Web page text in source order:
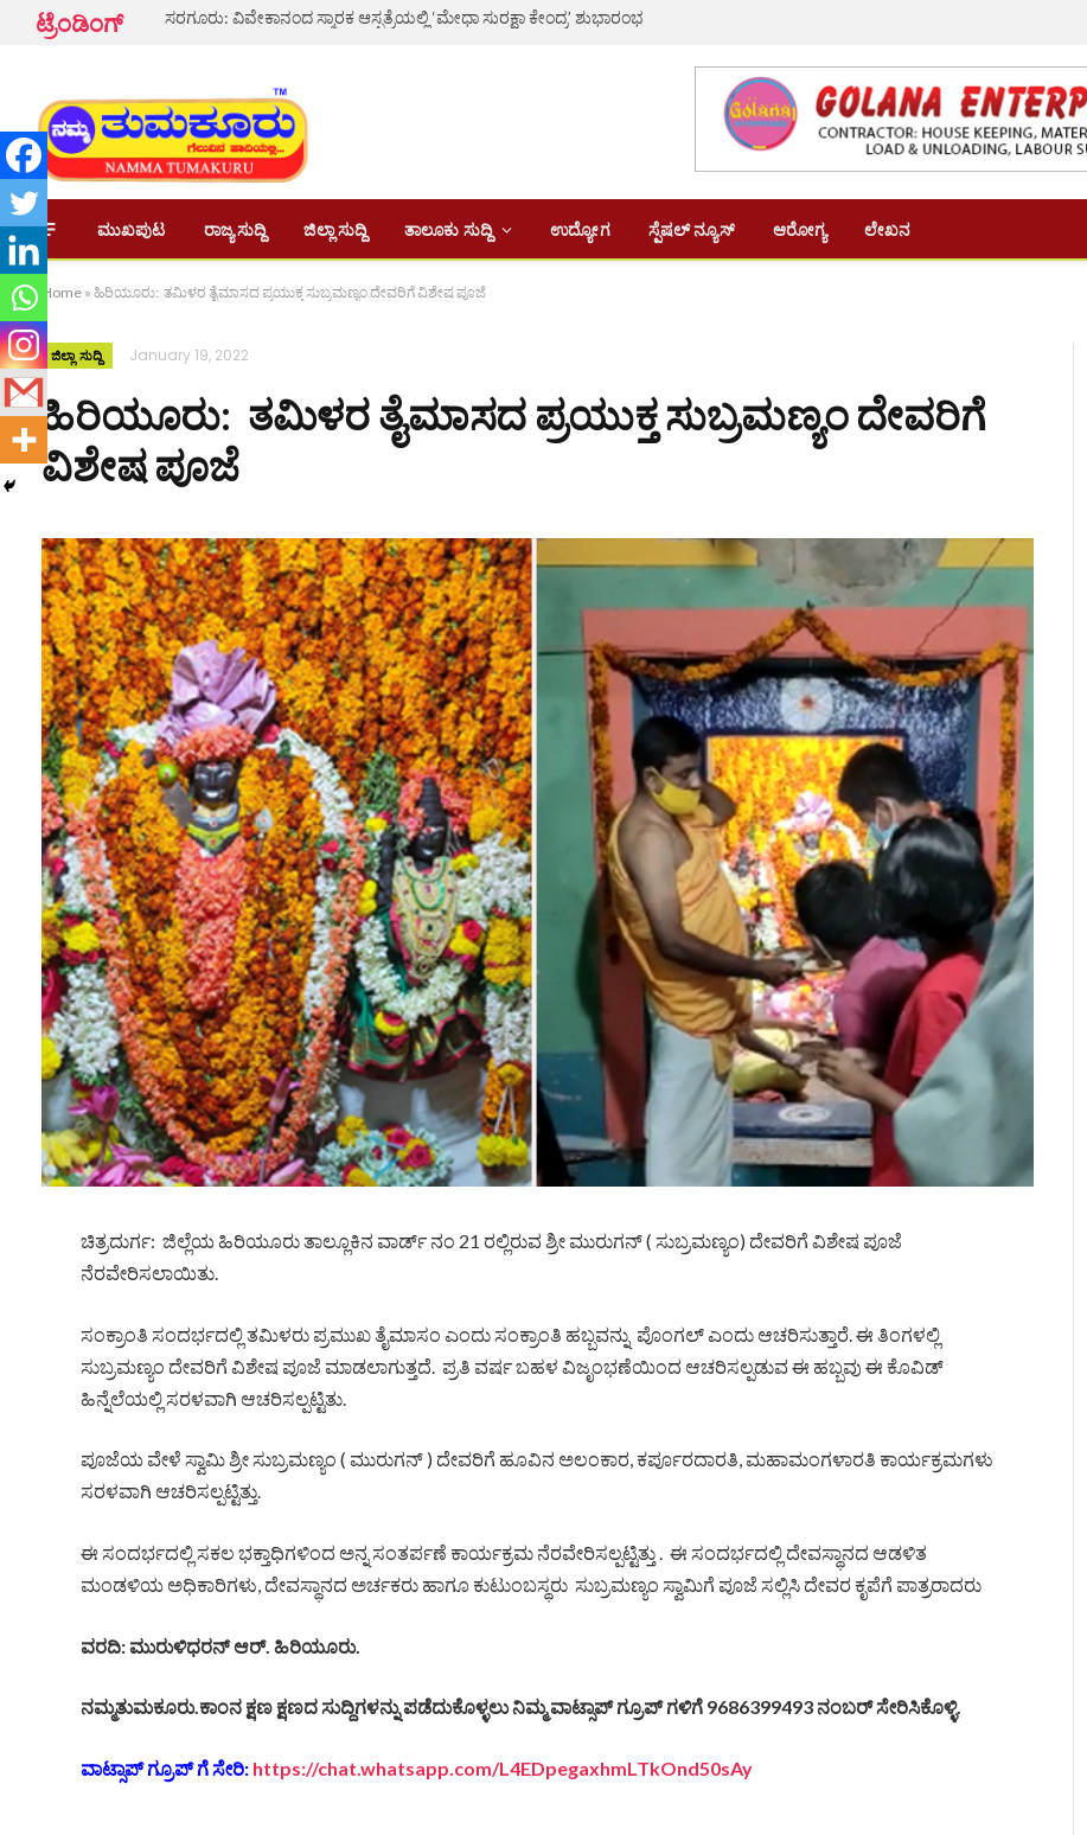
ಟ್ರೆಂಡಿಂಗ್ ಸರಗೂರು: ವಿವೇಕಾನಂದ ಸ್ಮಾರಕ ಆಸ್ಪತ್ರೆಯಲ್ಲಿ ‘ಮೇಧಾ ಸುರಕ್ಷಾ ಕೇಂದ್ರ’ ಶುಭಾರಂಭ
ಮುಖಪುಟ ರಾಜ್ಯ ಸುದ್ದಿ ಜಿಲ್ಲಾ ಸುದ್ದಿ ತಾಲೂಕು ಸುದ್ದಿ ಉದ್ಯೋಗ ಸ್ಪೆಷಲ್ ನ್ಯೂಸ್ ಆರೋಗ್ಯ ಲೇಖನ
Home » ಹಿರಿಯೂರು: ತಮಿಳರ ತೈಮಾಸದ ಪ್ರಯುಕ್ತ ಸುಬ್ರಮಣ್ಯಂ ದೇವರಿಗೆ ವಿಶೇಷ ಪೂಜೆ
ಜಿಲ್ಲಾ ಸುದ್ದಿ January 19, 2022
ಹಿರಿಯೂರು: ತಮಿಳರ ತೈಮಾಸದ ಪ್ರಯುಕ್ತ ಸುಬ್ರಮಣ್ಯಂ ದೇವರಿಗೆ
ವಿಶೇಷ ಪೂಜೆ
ಚಿತ್ರದುರ್ಗ: ಜಿಲ್ಲೆಯ ಹಿರಿಯೂರು ತಾಲ್ಲೂಕಿನ ವಾರ್ಡ್ ನಂ 21 ರಲ್ಲಿರುವ ಶ್ರೀ ಮುರುಗನ್ ( ಸುಬ್ರಮಣ್ಯಂ) ದೇವರಿಗೆ ವಿಶೇಷ ಪೂಜೆ
ನೆರವೇರಿಸಲಾಯಿತು.
ಸಂಕ್ರಾಂತಿ ಸಂದರ್ಭದಲ್ಲಿ ತಮಿಳರು ಪ್ರಮುಖ ತೈಮಾಸಂ ಎಂದು ಸಂಕ್ರಾಂತಿ ಹಬ್ಬವನ್ನು ಪೊಂಗಲ್ ಎಂದು ಆಚರಿಸುತ್ತಾರೆ. ಈ ತಿಂಗಳಲ್ಲಿ
ಸುಬ್ರಮಣ್ಯಂ ದೇವರಿಗೆ ವಿಶೇಷ ಪೂಜೆ ಮಾಡಲಾಗುತ್ತದೆ. ಪ್ರತಿ ವರ್ಷ ಬಹಳ ವಿಜೃಂಭಣೆಯಿಂದ ಆಚರಿಸಲ್ಪಡುವ ಈ ಹಬ್ಬವು ಈ ಕೊವಿಡ್
ಹಿನ್ನೆಲೆಯಲ್ಲಿ ಸರಳವಾಗಿ ಆಚರಿಸಲ್ಪಟ್ಟಿತು.
ಪೂಜೆಯ ವೇಳೆ ಸ್ವಾಮಿ ಶ್ರೀ ಸುಬ್ರಮಣ್ಯಂ ( ಮುರುಗನ್ ) ದೇವರಿಗೆ ಹೂವಿನ ಅಲಂಕಾರ, ಕರ್ಪೂರದಾರತಿ, ಮಹಾಮಂಗಳಾರತಿ ಕಾರ್ಯಕ್ರಮಗಳು
ಸರಳವಾಗಿ ಆಚರಿಸಲ್ಪಟ್ಟಿತ್ತು.
ಈ ಸಂದರ್ಭದಲ್ಲಿ ಸಕಲ ಭಕ್ತಾಧಿಗಳಿಂದ ಅನ್ನ ಸಂತರ್ಪಣೆ ಕಾರ್ಯಕ್ರಮ ನೆರವೇರಿಸಲ್ಪಟ್ಟಿತ್ತು . ಈ ಸಂದರ್ಭದಲ್ಲಿ ದೇವಸ್ಥಾನದ ಆಡಳಿತ
ಮಂಡಳಿಯ ಅಧಿಕಾರಿಗಳು, ದೇವಸ್ಥಾನದ ಅರ್ಚಕರು ಹಾಗೂ ಕುಟುಂಬಸ್ಥರು ಸುಬ್ರಮಣ್ಯಂ ಸ್ವಾಮಿಗೆ ಪೂಜೆ ಸಲ್ಲಿಸಿ ದೇವರ ಕೃಪೆಗೆ ಪಾತ್ರರಾದರು
ವರದಿ: ಮುರುಳಿಧರನ್ ಆರ್. ಹಿರಿಯೂರು.
ನಮ್ಮತುಮಕೂರು.ಕಾಂನ ಕ್ಷಣ ಕ್ಷಣದ ಸುದ್ದಿಗಳನ್ನು ಪಡೆದುಕೊಳ್ಳಲು ನಿಮ್ಮ ವಾಟ್ಸಾಪ್ ಗ್ರೂಪ್ ಗಳಿಗೆ 9686399493 ನಂಬರ್ ಸೇರಿಸಿಕೊಳ್ಳಿ.
ವಾಟ್ಸಾಪ್ ಗ್ರೂಪ್ ಗೆ ಸೇರಿ: https://chat.whatsapp.com/L4EDpegaxhmLTkOnd50sAy